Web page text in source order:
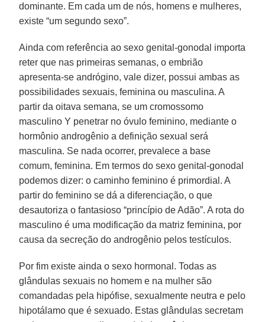
dominante. Em cada um de nós, homens e mulheres,
existe “um segundo sexo”.
Ainda com referência ao sexo genital-gonodal importa
reter que nas primeiras semanas, o embrião
apresenta-se andrógino, vale dizer, possui ambas as
possibilidades sexuais, feminina ou masculina. A
partir da oitava semana, se um cromossomo
masculino Y penetrar no óvulo feminino, mediante o
hormônio androgênio a definição sexual será
masculina. Se nada ocorrer, prevalece a base
comum, feminina. Em termos do sexo genital-gonodal
podemos dizer: o caminho feminino é primordial. A
partir do feminino se dá a diferenciação, o que
desautoriza o fantasioso “princípio de Adão”. A rota do
masculino é uma modificação da matriz feminina, por
causa da secreção do androgênio pelos testículos.
Por fim existe ainda o sexo hormonal. Todas as
glândulas sexuais no homem e na mulher são
comandadas pela hipófise, sexualmente neutra e pelo
hipotálamo que é sexuado. Estas glândulas secretam